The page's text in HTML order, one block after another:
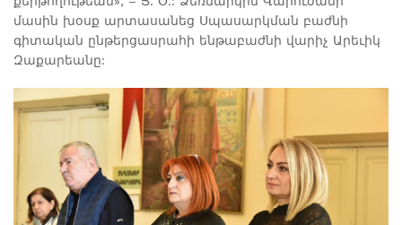
մասին խօսք արտասանեց Սպասարկման բաժնի
գիտական ընթերցասրահի ենթաբաժնի վարիչ Արեւիկ
Զաքարեանը: